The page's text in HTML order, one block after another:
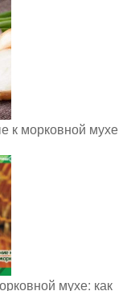
к морковной мухе
мухе: как